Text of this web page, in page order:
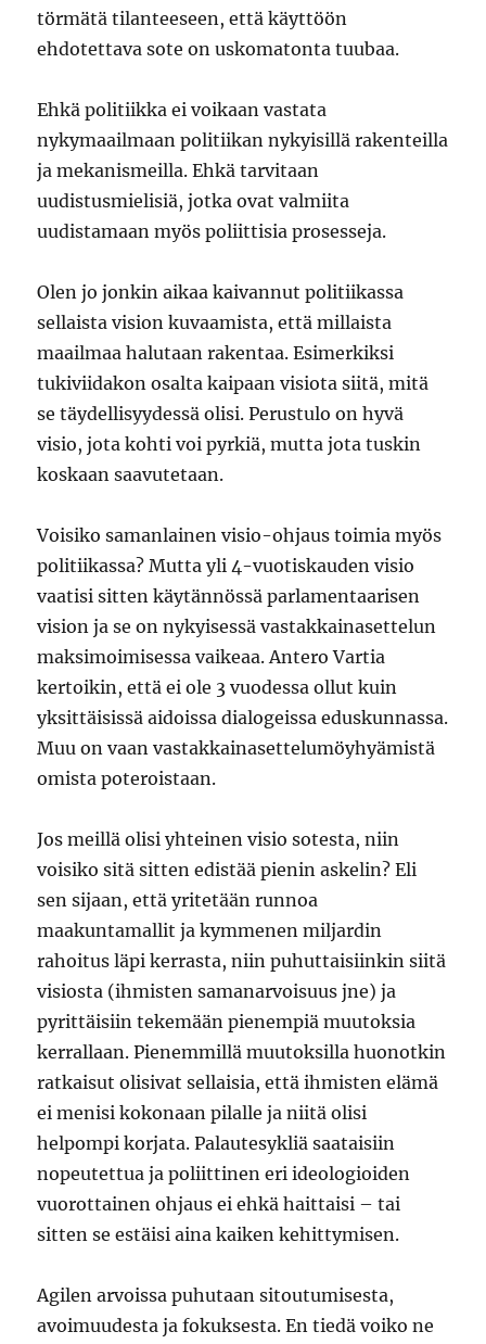
törmätä tilanteeseen, että käyttöön
ehdotettava sote on uskomatonta tuubaa.
Ehkä politiikka ei voikaan vastata
nykymaailmaan politiikan nykyisillä rakenteilla
ja mekanismeilla. Ehkä tarvitaan
uudistusmielisiä, jotka ovat valmiita
uudistamaan myös poliittisia prosesseja.
Olen jo jonkin aikaa kaivannut politiikassa
sellaista vision kuvaamista, että millaista
maailmaa halutaan rakentaa. Esimerkiksi
tukiviidakon osalta kaipaan visiota siitä, mitä
se täydellisyydessä olisi. Perustulo on hyvä
visio, jota kohti voi pyrkiä, mutta jota tuskin
koskaan saavutetaan.
Voisiko samanlainen visio-ohjaus toimia myös
politiikassa? Mutta yli 4-vuotiskauden visio
vaatisi sitten käytännössä parlamentaarisen
vision ja se on nykyisessä vastakkainasettelun
maksimoimisessa vaikeaa. Antero Vartia
kertoikin, että ei ole 3 vuodessa ollut kuin
yksittäisissä aidoissa dialogeissa eduskunnassa.
Muu on vaan vastakkainasettelumöyhyämistä
omista poteroistaan.
Jos meillä olisi yhteinen visio sotesta, niin
voisiko sitä sitten edistää pienin askelin? Eli
sen sijaan, että yritetään runnoa
maakuntamallit ja kymmenen miljardin
rahoitus läpi kerrasta, niin puhuttaisiinkin siitä
visiosta (ihmisten samanarvoisuus jne) ja
pyrittäisiin tekemään pienempiä muutoksia
kerrallaan. Pienemmillä muutoksilla huonotkin
ratkaisut olisivat sellaisia, että ihmisten elämä
ei menisi kokonaan pilalle ja niitä olisi
helpompi korjata. Palautesykliä saataisiin
nopeutettua ja poliittinen eri ideologioiden
vuorottainen ohjaus ei ehkä haittaisi – tai
sitten se estäisi aina kaiken kehittymisen.
Agilen arvoissa puhutaan sitoutumisesta,
avoimuudesta ja fokuksesta. En tiedä voiko ne